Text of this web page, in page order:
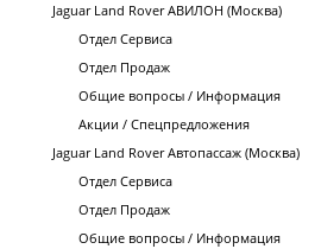
Jaguar Land Rover АВИЛОН (Москва)
Отдел Сервиса
Отдел Продаж
Общие вопросы / Информация
Акции / Спецпредложения
Jaguar Land Rover Автопассаж (Москва)
Отдел Сервиса
Отдел Продаж
Общие вопросы / Информация